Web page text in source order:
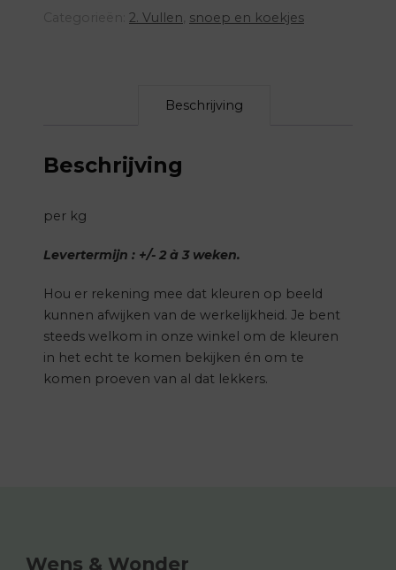
2. Vullen snoep en koekjes
Beschrijving
Beschrijving
per kg
Levertermijn : +/- 2 à 3 weken.
Hou er rekening mee dat kleuren op beeld
kunnen afwijken van de werkelijkheid. Je bent
steeds welkom in onze winkel om de kleuren
in het echt te komen bekijken én om te
komen proeven van al dat lekkers.
Wens & Wonder